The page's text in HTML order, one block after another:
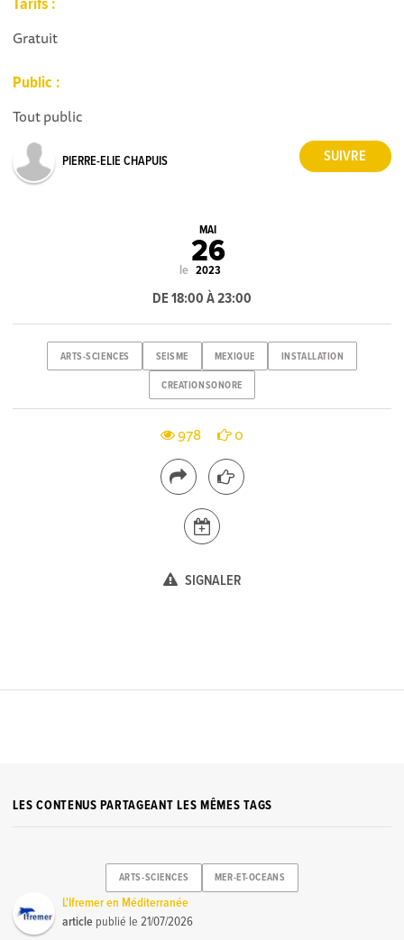
Tarifs :
Gratuit
Public :
Tout public
PIERRE-ELIE CHAPUIS
le
MAI
26
2023
DE 18:00 À 23:00
ARTS-SCIENCES SEISME MEXIQUE INSTALLATION
CREATIONSONORE
978 0
SIGNALER
LES CONTENUS PARTAGEANT LES MÊMES TAGS
ARTS-SCIENCES MER-ET-OCEANS
L'Ifremer en Méditerranée
article publié le21/07/2026